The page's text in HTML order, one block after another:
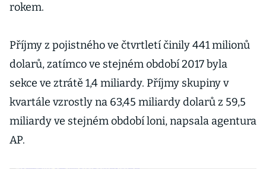
rokem.
Příjmy z pojistného ve čtvrtletí činily 441 milionů
dolarů, zatímco ve stejném období 2017 byla
sekce ve ztrátě 1,4 miliardy. Příjmy skupiny v
kvartále vzrostly na 63,45 miliardy dolarů z 59,5
miliardy ve stejném období loni, napsala agentura
AP.